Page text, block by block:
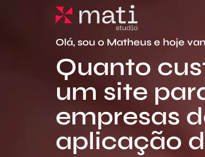
Olá, sou o Matheus e hoje
Quanto
um site
empresas
aplicação